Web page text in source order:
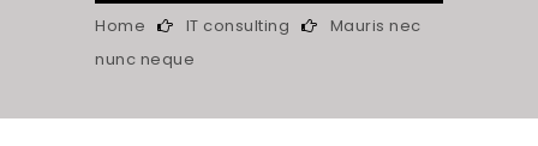
Home IT consulting
Mauris nec
nunc neque